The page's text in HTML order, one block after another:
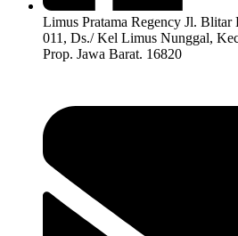
Limus Pratama Regency Jl.
011, Ds./ Kel Limus Nunggal,
Prop. Jawa Barat. 16820